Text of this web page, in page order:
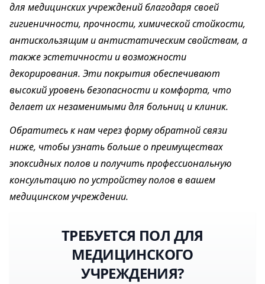
для медицинских учреждений благодаря своей
гигиеничности, прочности, химической стойкости,
антискользящим и антистатическим свойствам, а
также эстетичности и возможности
декорирования. Эти покрытия обеспечивают
высокий уровень безопасности и комфорта, что
делает их незаменимыми для больниц и клиник.
Обратитесь к нам через форму обратной связи
ниже, чтобы узнать больше о преимуществах
эпоксидных полов и получить профессиональную
консультацию по устройству полов в вашем
медицинском учреждении.
ТРЕБУЕТСЯ ПОЛ ДЛЯ
МЕДИЦИНСКОГО
УЧРЕЖДЕНИЯ?